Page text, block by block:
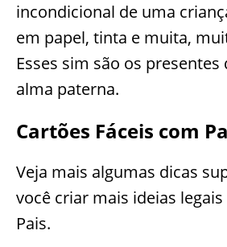
incondicional de uma
em papel, tinta e muita,
Esses sim são os presentes
alma paterna.
Cartões Fáceis com
Veja mais algumas dicas
você criar mais ideias
Pais.